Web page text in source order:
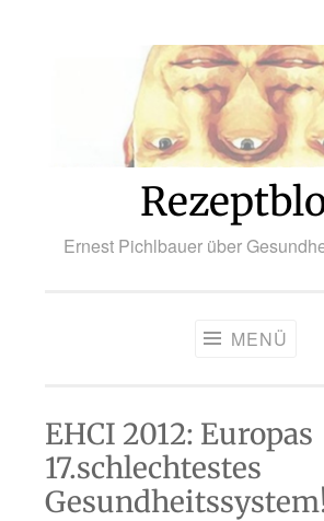
Ernest Pichlbauer über
MENÜ
EHCI 2012: Europas
17.schlechtestes